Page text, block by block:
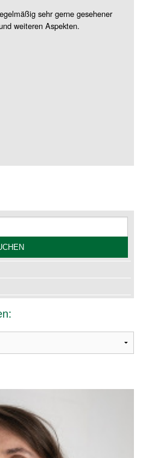
sehr gerne gesehener
weiteren Aspekten.